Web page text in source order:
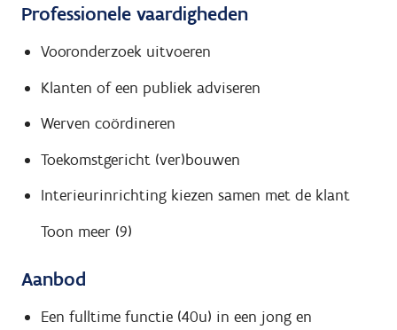
Professionele vaardigheden
Vooronderzoek uitvoeren
Klanten of een publiek adviseren
Werven coördineren
Toekomstgericht (ver)bouwen
Interieurinrichting kiezen samen met de klant
Toon meer (9)
Aanbod
Een fulltime functie (40u) in een jong en